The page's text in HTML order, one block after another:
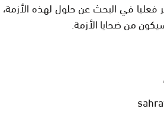
فعليا في البحث عن حلول لهذه الأزمة،
من ضحايا الأزمة.